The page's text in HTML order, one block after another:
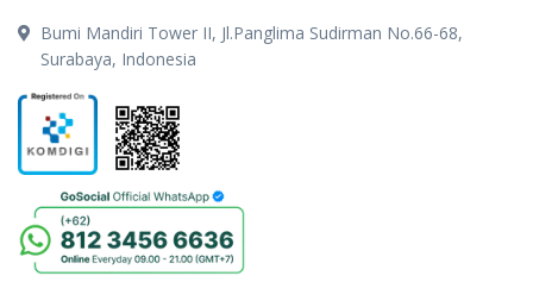
Bumi Mandiri Tower II, Jl.Panglima Sudirman No.66-68,
Surabaya, Indonesia